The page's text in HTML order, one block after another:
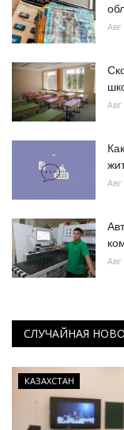
Авг
Авг
Авг
Авг
СЛУЧАЙНАЯ
Летний спорт